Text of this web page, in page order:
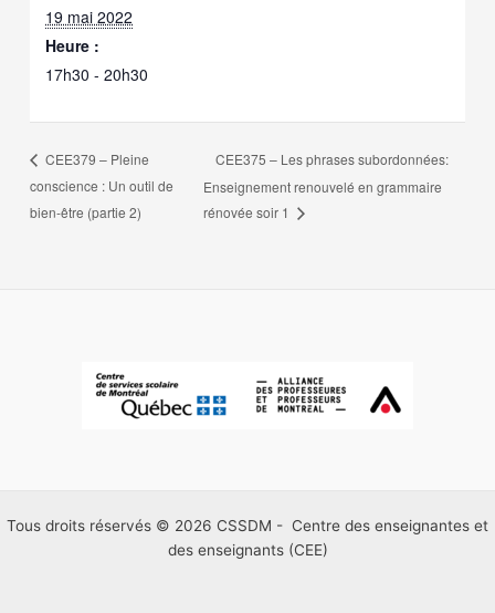
19 mai 2022
Heure :
17h30 - 20h30
CEE379 – Pleine
conscience : Un outil de
bien-être (partie 2)
CEE375 – Les phrases subordonnées:
Enseignement renouvelé en grammaire
rénovée soir 1
Tous droits réservés © 2026 CSSDM - Centre des enseignantes et
des enseignants (CEE)